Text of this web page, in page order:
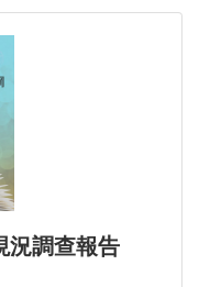
況調查報告